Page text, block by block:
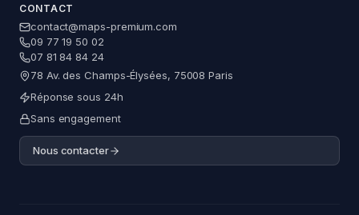
CONTACT
contact@maps-premium.com
09 77 19 50 02
07 81 84 84 24
78 Av. des Champs-Élysées, 75008 Paris
Réponse sous 24h
Sans engagement
Nous contacter
Questions fréquentes
Comment valider ma fiche Google ?
Ma fiche est suspendue, que faire ?
Comment obtenir plus d'avis positifs sur Google
?